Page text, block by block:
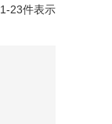
1-23件表示